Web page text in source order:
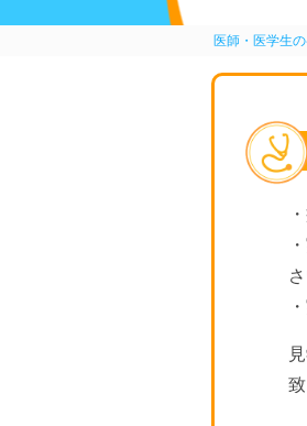
医師・医学生